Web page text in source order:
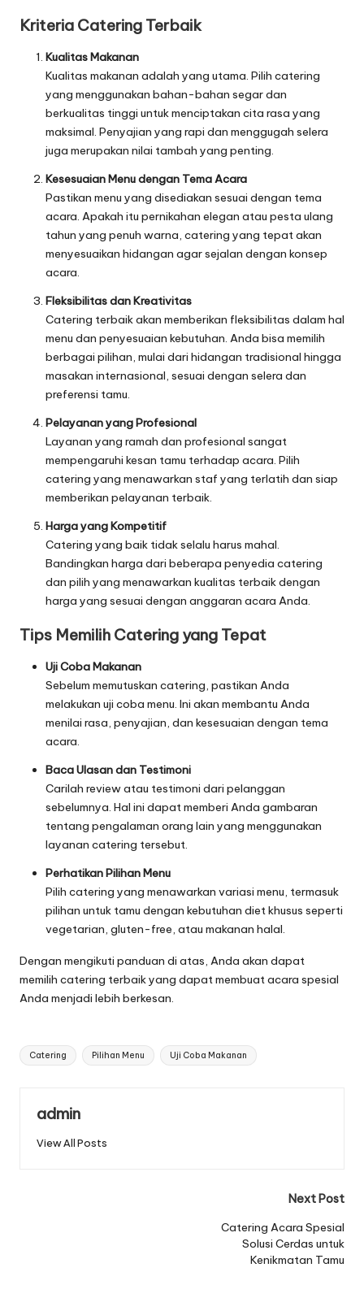
Kriteria Catering Terbaik
Kualitas Makanan
Kualitas makanan adalah yang utama. Pilih catering
yang menggunakan bahan-bahan segar dan
berkualitas tinggi untuk menciptakan cita rasa yang
maksimal. Penyajian yang rapi dan menggugah selera
juga merupakan nilai tambah yang penting.
Kesesuaian Menu dengan Tema Acara
Pastikan menu yang disediakan sesuai dengan tema
acara. Apakah itu pernikahan elegan atau pesta ulang
tahun yang penuh warna, catering yang tepat akan
menyesuaikan hidangan agar sejalan dengan konsep
acara.
Fleksibilitas dan Kreativitas
Catering terbaik akan memberikan fleksibilitas dalam hal
menu dan penyesuaian kebutuhan. Anda bisa memilih
berbagai pilihan, mulai dari hidangan tradisional hingga
masakan internasional, sesuai dengan selera dan
preferensi tamu.
Pelayanan yang Profesional
Layanan yang ramah dan profesional sangat
mempengaruhi kesan tamu terhadap acara. Pilih
catering yang menawarkan staf yang terlatih dan siap
memberikan pelayanan terbaik.
Harga yang Kompetitif
Catering yang baik tidak selalu harus mahal.
Bandingkan harga dari beberapa penyedia catering
dan pilih yang menawarkan kualitas terbaik dengan
harga yang sesuai dengan anggaran acara Anda.
Tips Memilih Catering yang Tepat
Uji Coba Makanan
Sebelum memutuskan catering, pastikan Anda
melakukan uji coba menu. Ini akan membantu Anda
menilai rasa, penyajian, dan kesesuaian dengan tema
acara.
Baca Ulasan dan Testimoni
Carilah review atau testimoni dari pelanggan
sebelumnya. Hal ini dapat memberi Anda gambaran
tentang pengalaman orang lain yang menggunakan
layanan catering tersebut.
Perhatikan Pilihan Menu
Pilih catering yang menawarkan variasi menu, termasuk
pilihan untuk tamu dengan kebutuhan diet khusus seperti
vegetarian, gluten-free, atau makanan halal.
Dengan mengikuti panduan di atas, Anda akan dapat
memilih catering terbaik yang dapat membuat acara spesial
Anda menjadi lebih berkesan.
Tags:
Catering Pilihan Menu Uji Coba Makanan
admin
View All Posts
Next Post
Catering Acara Spesial
Solusi Cerdas untuk
Kenikmatan Tamu